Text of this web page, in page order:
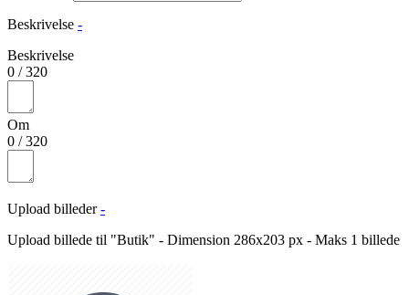
Beskrivelse -
Beskrivelse
0 /320
Om
0 /320
Upload billeder -
Upload billede til "Butik" - Dimension 286x203 px - Maks 1 billede